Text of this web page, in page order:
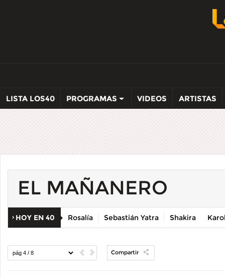
LISTA LOS40 PROGRAMAS VIDEOS ARTISTAS
EL MAÑANERO
HOY EN 40 Rosalía Sebastián Yatra Shakira
Compartir